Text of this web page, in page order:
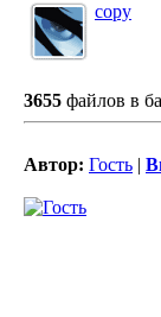
copy
3655 файлов в
Автор: Гость |